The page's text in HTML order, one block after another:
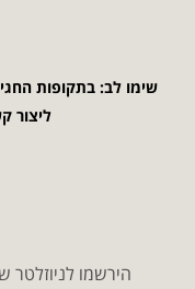
שימו לב: בתקופות
ליצור
הירשמו לניוזלטר